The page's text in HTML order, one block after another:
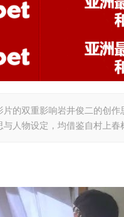
的双重影响岩井俊二的创
人物设定，均借鉴自村上春